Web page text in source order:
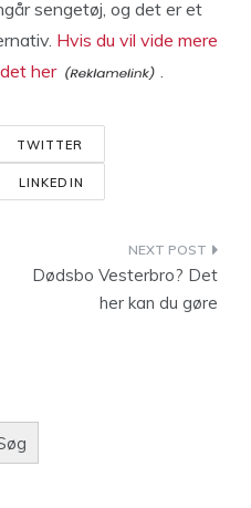
sengetøj, og det er et
Hvis du vil vide mere
her
.
TWITTER
LINKEDIN
Dødsbo Vesterbro? Det
her kan du gøre